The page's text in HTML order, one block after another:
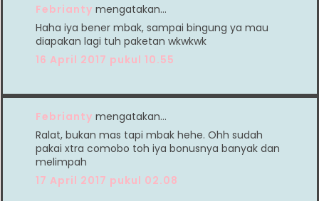
Febrianty mengatakan…
Haha iya bener mbak, sampai bingung ya mau
diapakan lagi tuh paketan wkwkwk
16 April 2017 pukul 10.55
Febrianty mengatakan…
Ralat, bukan mas tapi mbak hehe. Ohh sudah
pakai xtra comobo toh iya bonusnya banyak dan
melimpah
17 April 2017 pukul 02.08